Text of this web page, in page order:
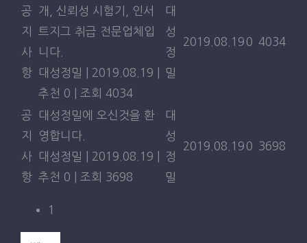
공
지
사
항
개, 신뢰성 시험기, 인서
트지그 취급 전문업체입
니다.
대성정밀
2019.08.19
추천 0
조회 4034
대
성
정
밀
2019.08.19 0 4034
공
지
사
항
대성정밀에 오신것을 환
영합니다.
대성정밀
2019.08.19
추천 0
조회 3698
대
성
정
밀
2019.08.19 0 3698
1
스틸울지그 B
스틸울지그 C
지우개 커팅기
지우개 고정 지그
ACCREDITATION’S